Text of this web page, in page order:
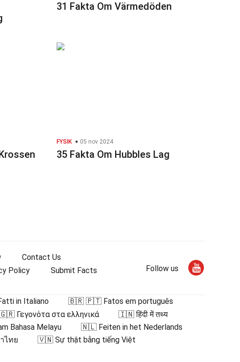
31 Fakta Om Värmedöden
FYSIK 05 nov 2024
35 Fakta Om Hubbles Lag
Contact Us
Policy
Submit Facts
Follow us
in Italiano
🇧🇷 🇵🇹 Fatos em português
Γεγονότα στα ελληνικά
🇮🇳 हिंदी में तथ्य
Bahasa Melayu
🇳🇱 Feiten in het Nederlands
ไทย
🇻🇳 Sự thật bằng tiếng Việt